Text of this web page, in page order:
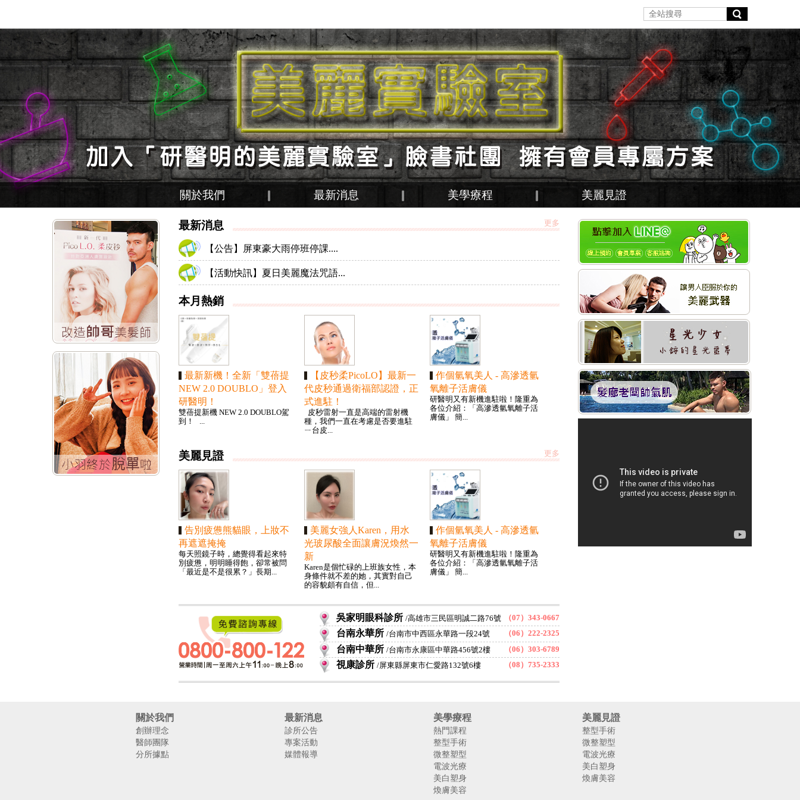
關於我們 最新消息 美學療程 美麗見證
最新消息 更多
【公告】屏東豪大雨停班停課....
【活動快訊】夏日美麗魔法咒語...
本月熱銷
最新新機！全新「雙蓓提
NEW 2.0 DOUBLO」登入
研醫明！
雙蓓提新機 NEW 2.0 DOUBLO駕
到！ ...
【皮秒柔PicoLO】最新一
代皮秒通過衛福部認證，正
式進駐！
皮秒雷射一直是高端的雷射機
種，我們一直在考慮是否要進駐
ㄧ台皮...
作個氫氧美人 - 高滲透氫
氧離子活膚儀
研醫明又有新機進駐啦！隆重為
各位介紹：「高滲透氫氧離子活
膚儀」 簡...
美麗見證 更多
告別疲憊熊貓眼，上妝不
再遮遮掩掩
每天照鏡子時，總覺得看起來特
別疲憊，明明睡得飽，卻常被問
「最近是不是很累？」長期...
美麗女強人Karen，用水
光玻尿酸全面讓膚況煥然一
新
Karen是個忙碌的上班族女性，本
身條件就不差的她，其實對自己
的容貌頗有自信，但...
作個氫氧美人 - 高滲透氫
氧離子活膚儀
研醫明又有新機進駐啦！隆重為
各位介紹：「高滲透氫氧離子活
膚儀」 簡...
吳家明眼科診所 高雄市三民區明誠二路76號 （07）343-0667
台南永華所 台南市中西區永華路一段24號 （06）222-2325
台南中華所 台南市永康區中華路456號2樓 （06）303-6789
視康診所 屏東縣屏東市仁愛路132號6樓 （08）735-2333
關於我們
創辦理念
醫師團隊
分所據點
最新消息
診所公告
專案活動
媒體報導
美學療程
熱門課程
整型手術
微整塑型
電波光療
美白塑身
煥膚美容
美麗見證
整型手術
微整塑型
電波光療
美白塑身
煥膚美容